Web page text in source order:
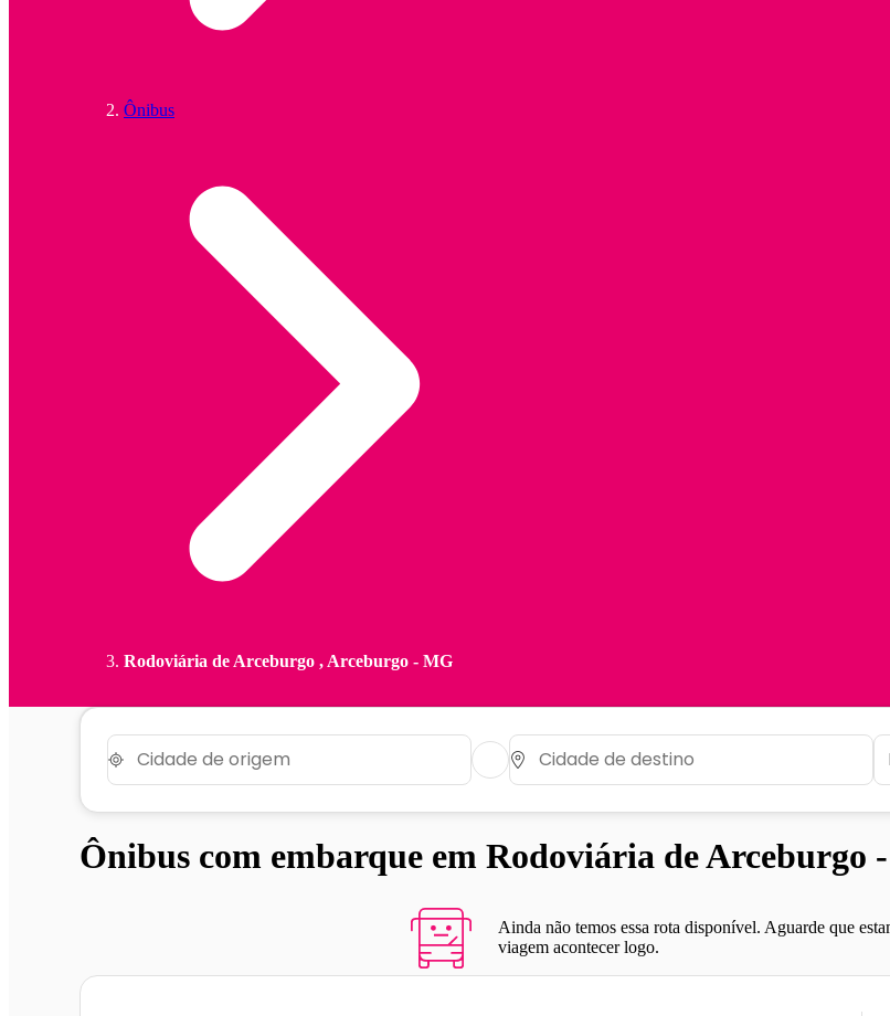
Ônibus
Rodoviária de Arceburgo , Arceburgo - MG
Ônibus com embarque em Rodoviária de Arceburgo
Ainda não temos essa rota disponível. Aguarde que
viagem acontecer logo.